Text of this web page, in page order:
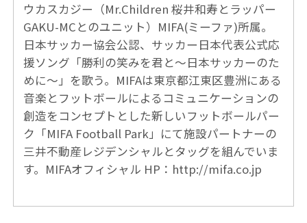
ウカスカジー（Mr.Children 桜井和寿とラッパー
GAKU-MCとのユニット）MIFA(ミーファ)所属。
日本サッカー協会公認、サッカー日本代表公式応
援ソング「勝利の笑みを君と～日本サッカーのた
めに～」を歌う。MIFAは東京都江東区豊洲にある
音楽とフットボールによるコミュニケーションの
創造をコンセプトとした新しいフットボールパー
ク「MIFA Football Park」にて施設パートナーの
三井不動産レジデンシャルとタッグを組んでいま
す。MIFAオフィシャル HP： http://mifa.co.jp